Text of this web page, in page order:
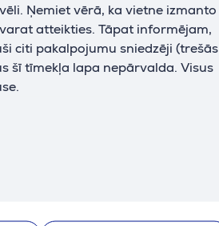
Ņemiet vērā, ka vietne izmanto
atteikties. Tāpat informējam,
citi pakalpojumu sniedzēji (trešās
šī tīmekļa lapa nepārvalda. Visus